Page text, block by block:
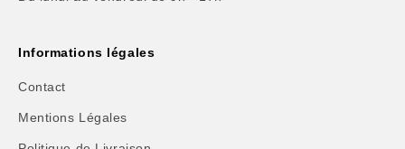
Informations légales
Contact
Mentions Légales